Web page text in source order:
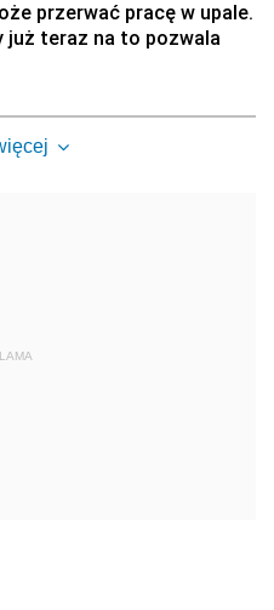
przerwać pracę w upale.
już teraz na to pozwala